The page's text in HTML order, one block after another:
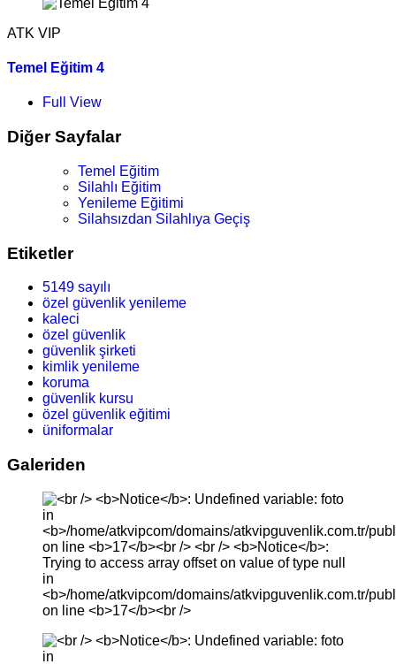
ATK VIP
Temel Eğitim 4
Full View
Diğer Sayfalar
Temel Eğitim
Silahlı Eğitim
Yenileme Eğitimi
Silahsızdan Silahlıya Geçiş
Etiketler
5149 sayılı
özel güvenlik yenileme
kaleci
özel güvenlik
güvenlik şirketi
kimlik yenileme
koruma
güvenlik kursu
özel güvenlik eğitimi
üniformalar
Galeriden